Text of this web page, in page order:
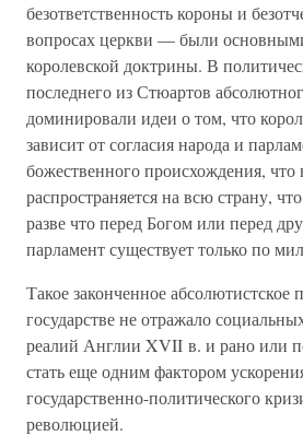
безответственность короны и
вопросах церкви — были
королевской доктрины. В
последнего из Стюартов
доминировали идеи о том, что
зависит от согласия народа и
божественного происхождения, что
распространяется на всю страну,
разве что перед Богом или перед
парламент существует только по
Такое законченное абсолютистское
государстве не отражало
реалий Англии XVII в. и рано или
стать еще одним фактором
государственно-политического
революцией.